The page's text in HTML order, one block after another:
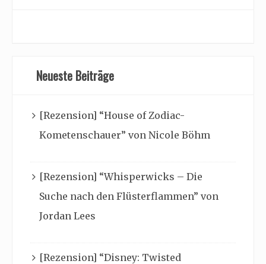
Neueste Beiträge
[Rezension] “House of Zodiac-
Kometenschauer” von Nicole Böhm
[Rezension] “Whisperwicks – Die
Suche nach den Flüsterflammen” von
Jordan Lees
[Rezension] “Disney: Twisted